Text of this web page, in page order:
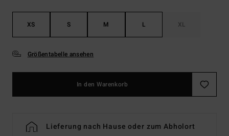
XS S M L XL
Größentabelle ansehen
In den Warenkorb
Lieferung nach Hause oder zum Abholort